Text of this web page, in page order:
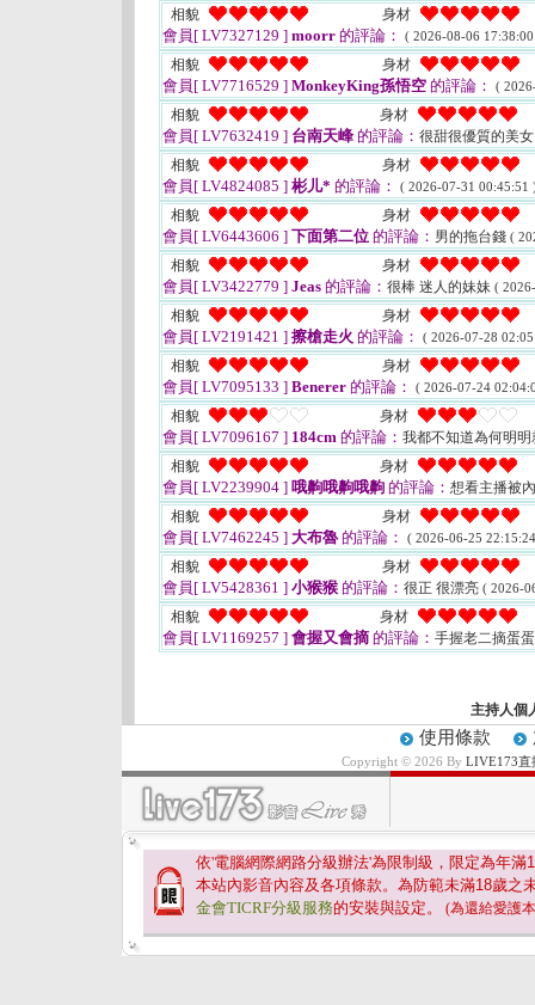
相貌 身材
會員[ LV7327129 ] moorr 的評論： ( 2026-08-06
相貌 身材
會員[ LV7716529 ] MonkeyKing孫悟空 的評論： (
相貌 身材
會員[ LV7632419 ] 台南天峰 的評論： 很甜很優質的美
相貌
身材
會員[ LV4824085 ] 彬儿* 的評論： ( 2026-07-31 00:45:51
相貌 身材
會員[ LV6443606 ] 下面第二位 的評論： 男的拖台錢 (
相貌 身材
會員[ LV3422779 ] Jeas 的評論： 很棒 迷人的妹妹 (
相貌 身材
會員[ LV2191421 ] 擦槍走火 的評論： ( 2026-07-28
相貌 身材
會員[ LV7095133 ] Benerer 的評論： ( 2026-07-24
相貌 身材
會員[ LV7096167 ] 184cm 的評論： 我都不知道為何明
相貌
身材
會員[ LV2239904 ] 哦齁哦齁哦齁 的評論： 想看主播被
相貌
身材
會員[ LV7462245 ] 大布魯的評論： ( 2026-06-25
相貌 身材
會員[ LV5428361 ] 小猴猴 的評論： 很正 很漂亮 ( 2026-
相貌 身材
會員[ LV1169257 ] 會握又會摘的評論： 手握老二摘蛋
主持人個
使用條款
Copyright © 2026 By LIVE173直
依'電腦網際網路分級辦法'為限制級，限定為年滿
本站內影音內容及各項條款。為防範未滿18歲之
金會TICRF分級服務的安裝與設定。 (為還給愛護